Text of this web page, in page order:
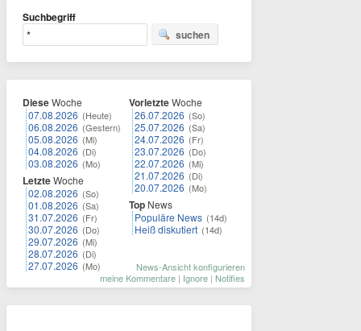
Suchbegriff
suchen
DieseWoche
07.08.2026 (Heute)
06.08.2026 (Gestern)
05.08.2026 (Mi)
04.08.2026 (Di)
03.08.2026 (Mo)
LetzteWoche
02.08.2026 (So)
01.08.2026 (Sa)
31.07.2026 (Fr)
30.07.2026 (Do)
29.07.2026 (Mi)
28.07.2026 (Di)
27.07.2026 (Mo)
VorletzteWoche
26.07.2026 (So)
25.07.2026 (Sa)
24.07.2026 (Fr)
23.07.2026 (Do)
22.07.2026 (Mi)
21.07.2026 (Di)
20.07.2026 (Mo)
Top News
Populäre News (14d)
Heiß diskutiert (14d)
News-Ansicht konfigurieren
meine Kommentare | Ignore | Notifies